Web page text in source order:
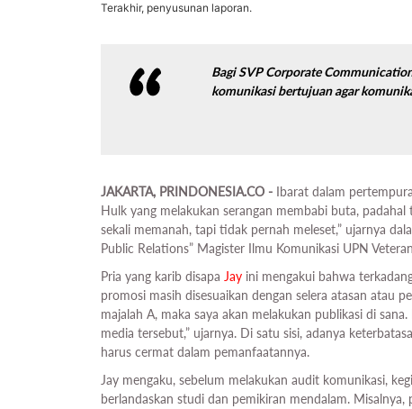
Terakhir, penyusunan laporan.
BagiSVP Corporate
komunikasi bertujuan agar
JAKARTA, PRINDONESIA.CO - Ibarat dalam
Hulk yang melakukan serangan membabi buta,
sekali memanah, tapi tidak pernah meleset,” ujarnya
Public Relations” Magister Ilmu Komunikasi UPN
Pria yang karib disapa Jay ini mengakui bahwa
promosi masih disesuaikan dengan selera atasan atau
majalah A, maka saya akan melakukan publikasi di
media tersebut,” ujarnya. Di satu sisi, adanya
harus cermat dalam pemanfaatannya.
Jay mengaku, sebelum melakukan audit komunikasi,
berlandaskan studi dan pemikiran mendalam.